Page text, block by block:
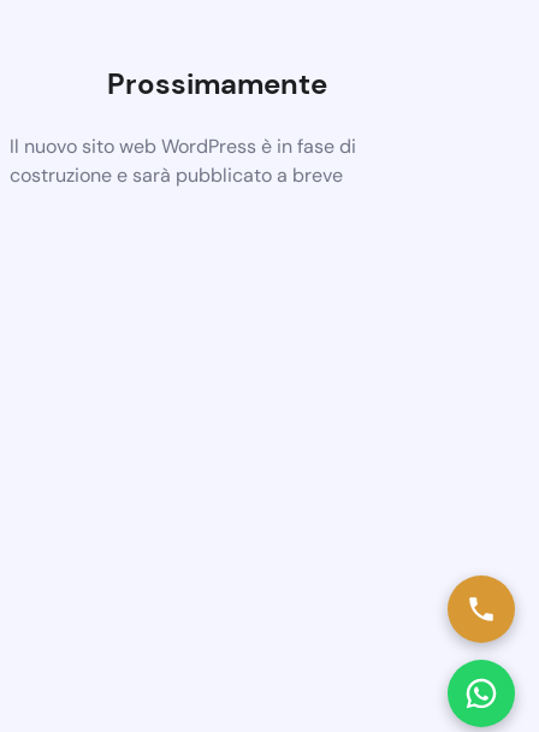
Prossimamente
Il nuovo sito web WordPress è in fase di
costruzione e sarà pubblicato a breve